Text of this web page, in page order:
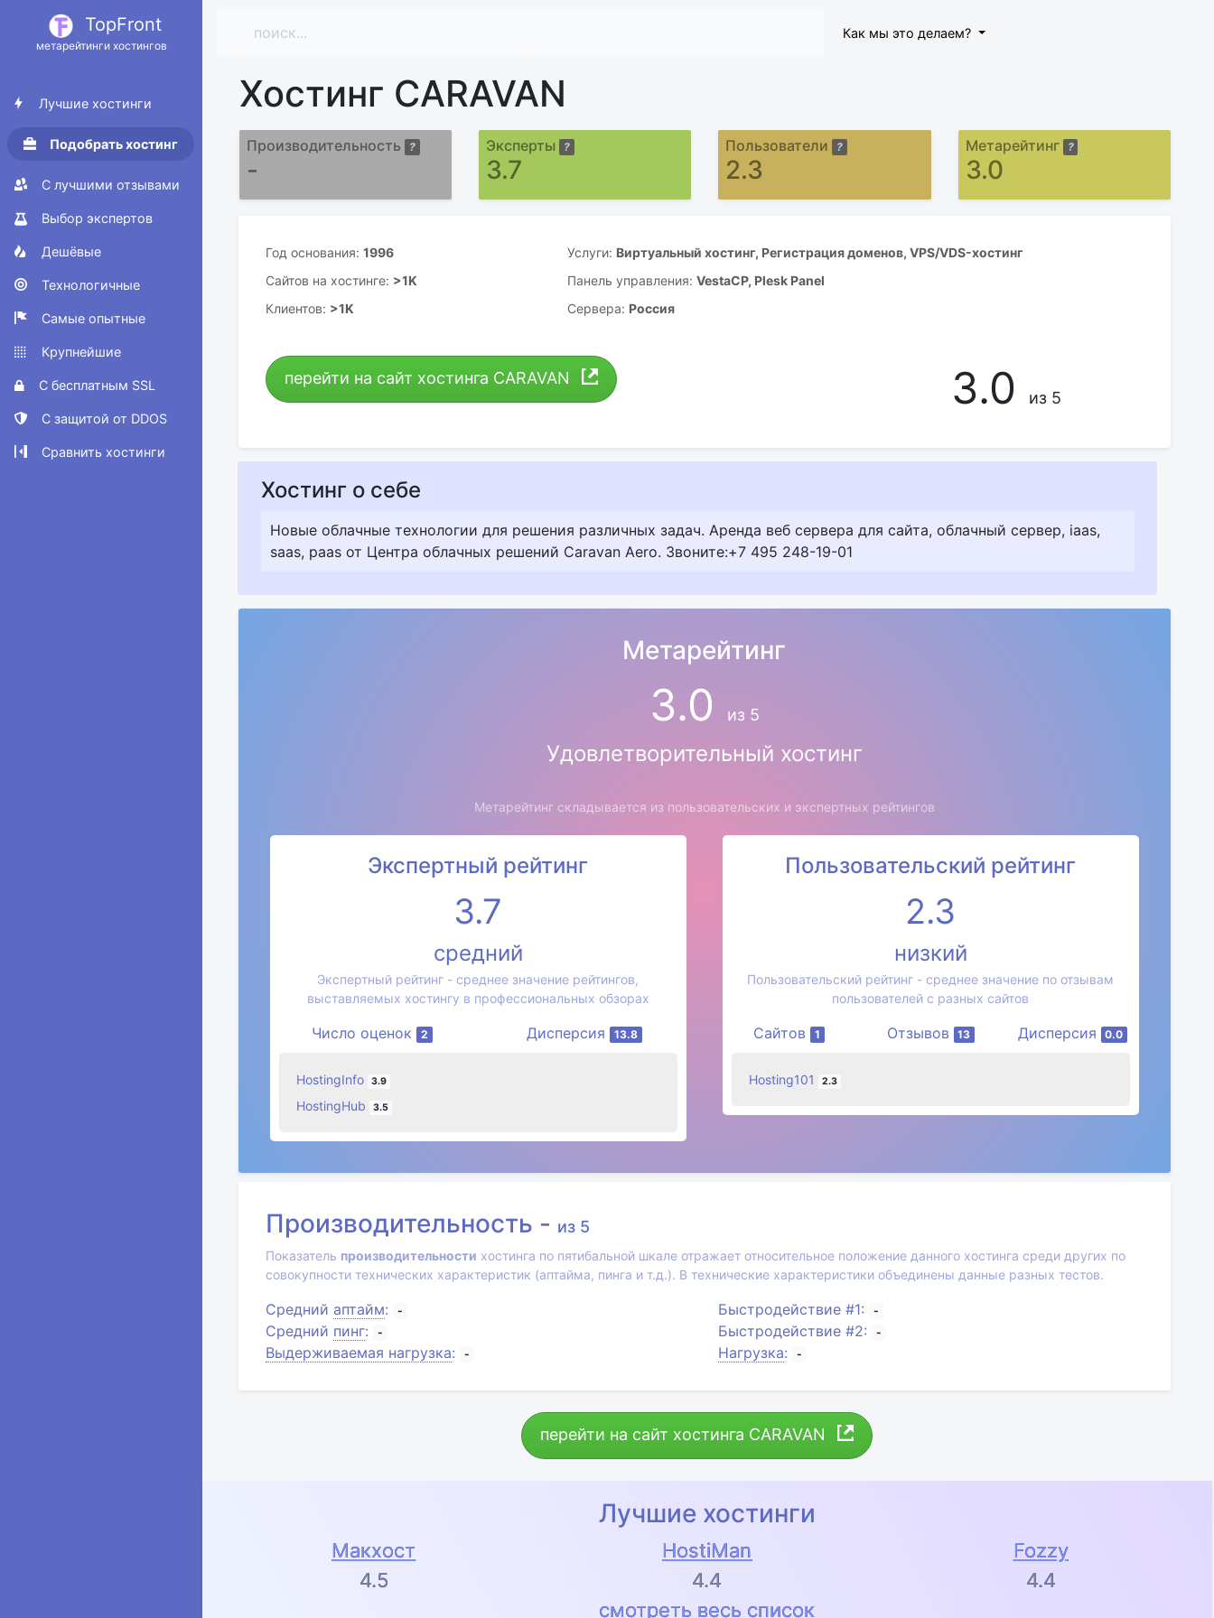
TopFront
метарейтинги хостингов
Как мы это делаем?
Лучшие хостинги
Подобрать хостинг
С лучшими отзывами
Выбор экспертов
Дешёвые
Технологичные
Самые опытные
Крупнейшие
С бесплатным SSL
С защитой от DDOS
Сравнить хостинги
Хостинг CARAVAN
Производительность ?
-
Эксперты ?
3.7
Пользователи ?
2.3
Метарейтинг ?
3.0
Год основания: 1996
Сайтов на хостинге: >1K
Клиентов: >1K
Услуги: Виртуальный хостинг, Регистрация доменов, VPS/VDS-хостинг
Панель управления: VestaCP, Plesk Panel
Сервера: Россия
перейти на сайт хостинга CARAVAN 3.0 из 5
Хостинг о себе
Новые облачные технологии для решения различных задач. Аренда веб сервера для сайта, облачный сервер, iaas,
saas, paas от Центра облачных решений Caravan Aero. Звоните:+7 495 248-19-01
Метарейтинг
3.0 из 5
Удовлетворительный хостинг
Метарейтинг складывается из пользовательских и экспертных рейтингов
Экспертный рейтинг
3.7
средний
Экспертный рейтинг - среднее значение рейтингов,
выставляемых хостингу в профессиональных обзорах
Число оценок 2 Дисперсия 13.8
HostingInfo 3.9
HostingHub 3.5
Пользовательский рейтинг
2.3
низкий
Пользовательский рейтинг - среднее значение по отзывам
пользователей с разных сайтов
Сайтов 1 Отзывов 13 Дисперсия 0.0
Hosting101 2.3
Производительность - из 5
Показатель производительности хостинга по пятибальной шкале отражает относительное положение данного хостинга среди других по
совокупности технических характеристик (аптайма, пинга и т.д.). В технические характеристики объединены данные разных тестов.
Средний аптайм: -
Средний пинг: -
Выдерживаемая нагрузка: -
Быстродействие #1: -
Быстродействие #2: -
Нагрузка: -
перейти на сайт хостинга CARAVAN
Лучшие хостинги
Макхост
4.5
HostiMan
4.4
Fozzy
4.4
смотреть весь список